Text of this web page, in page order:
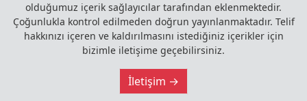
olduğumuz içerik sağlayıcılar tarafından eklenmektedir.
Çoğunlukla kontrol edilmeden doğrun yayınlanmaktadır. Telif
hakkınızı içeren ve kaldırılmasını istediğiniz içerikler için
bizimle iletişime geçebilirsiniz.
İletişim →